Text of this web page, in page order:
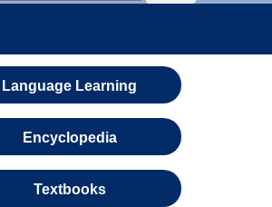
Language Learning
Encyclopedia
Textbooks